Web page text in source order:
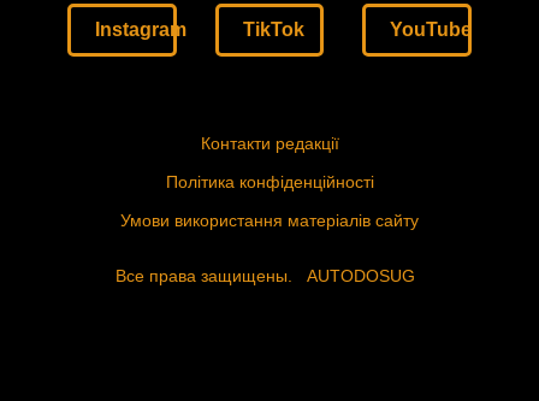
Instagram TikTok YouTube
Контакти редакції
Політика конфіденційності
Умови використання матеріалів сайту
Все права защищены. AUTODOSUG